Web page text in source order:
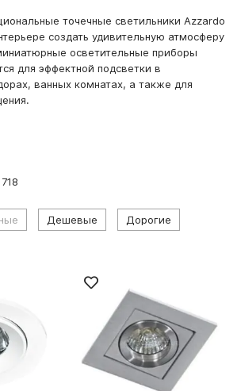
точечные светильники Azzardo
создать удивительную атмосферу
осветительные приборы
для эффектной подсветки в
ванных комнатах, а также для
718
Дешевые Дорогие